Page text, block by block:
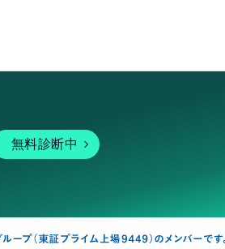
無料診断中